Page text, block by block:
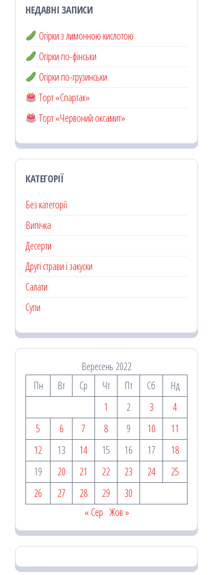
НЕДАВНІ ЗАПИСИ
Огірки з лимонною кислотою
Огірки по-фінськи
Огірки по-грузинськи
Торт «Спартак»
Торт «Червоний оксамит»
КАТЕГОРІЇ
Без категорії
Випічка
Десерти
Другі страви і закуски
Салати
Супи
Вересень 2022
Пн
Вт Ср Чт Пт Сб
Нд
1
2 3
4
5
6 7 8 9 10
11
12
13 14 15 16 17
18
19
20 21 22 23 24
25
26
27 28 29
30
« Сер Жов »